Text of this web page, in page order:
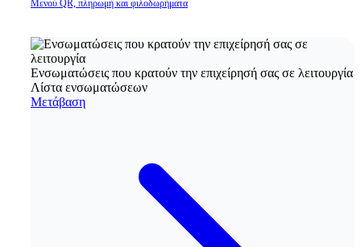
Μενού QR, πληρωμή και φιλοδωρήματα
Ενσωματώσεις που κρατούν την επιχείρησή σας σε λειτουργία
Λίστα ενσωματώσεων
Μετάβαση